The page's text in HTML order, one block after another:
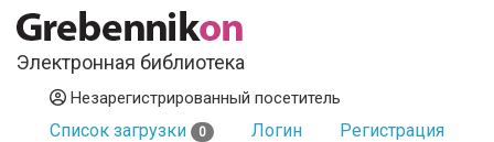
Электронная библиотека
Незарегистрированный посетитель
Список загрузки 0 Логин Регистрация